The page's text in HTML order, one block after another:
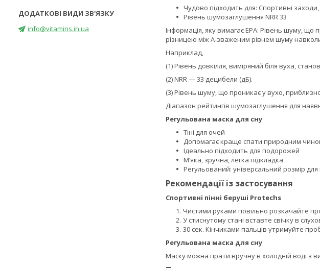
Чудово підходить для: Спортивні
Рівень шумозаглушення NRR 33
Інформація, яку вимагає EPA: Рівень шуму, що
різницею між A-зваженим рівнем шуму
Наприклад,
(1) Рівень довкілля, виміряний біля вуха,
(2) NRR — 33 децибели (дБ).
(3) Рівень шуму, що проникає у вухо,
Діапазон рейтингів шумозаглушення для
Регульована маска для сну
Тіні для очей
Допомагає краще спати природним
Ідеально підходить для подорожей
М’яка, зручна, легка підкладка
Регульований: універсальний розмір для
Рекомендації із застосування
Спортивні пінні беруші Protechs
Чистими руками повільно розкачайте
У стиснутому стані вставте свічку в
30 сек. Кінчиками пальців утримуйте
Регульована маска для сну
Маску можна прати вручну в холодній воді з
info@vitamins.in.ua